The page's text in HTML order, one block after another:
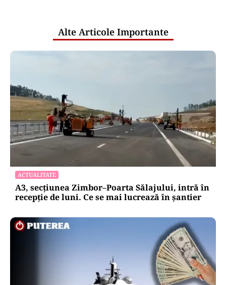
Alte Articole Importante
ACTUALITATE
A3, secțiunea Zimbor–Poarta Sălajului, intră în
recepție de luni. Ce se mai lucrează în șantier